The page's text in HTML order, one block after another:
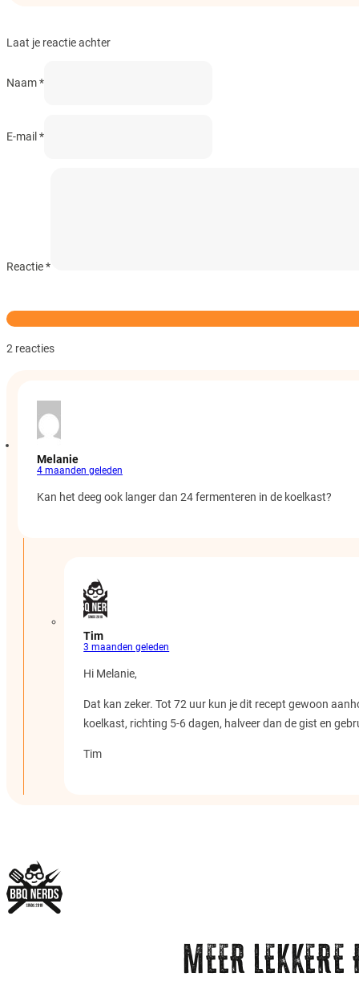
2 reacties
Melanie
4 maanden geleden
Kan het deeg ook langer dan 24 fermenteren in de koelkast?
Tim
3 maanden geleden
Hi Melanie,
Dat kan zeker. Tot 72 uur kun je dit recept gewoon
koelkast, richting 5-6 dagen, halveer dan de gist en
Tim
Laat je reactie achter
Naam *
E-mail *
Reactie*
MEER LEKKERE